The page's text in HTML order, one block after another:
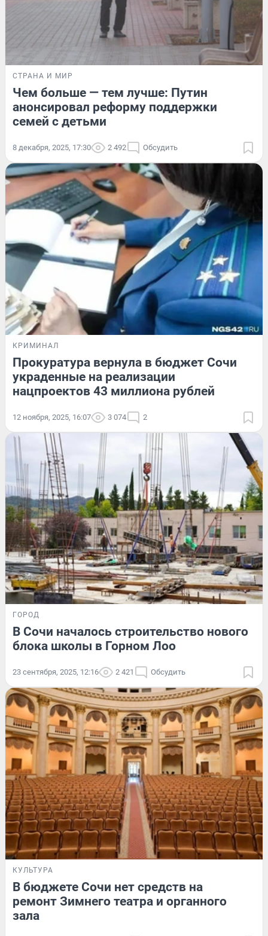
СТРАНА И МИР
Чем больше — тем лучше: Путин
анонсировал реформу поддержки
семей с детьми
8 декабря, 2025, 17:30 2 492 Обсудить
КРИМИНАЛ
Прокуратура вернула в бюджет Сочи
украденные на реализации
нацпроектов 43 миллиона рублей
12 ноября, 2025, 16:07 3 074 2
ГОРОД
В Сочи началось строительство нового
блока школы в Горном Лоо
23 сентября, 2025, 12:16 2 421 Обсудить
КУЛЬТУРА
В бюджете Сочи нет средств на
ремонт Зимнего театра и органного
зала